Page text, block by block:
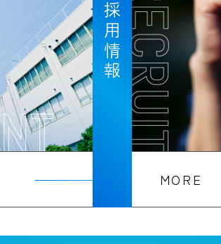
採用情報
MORE